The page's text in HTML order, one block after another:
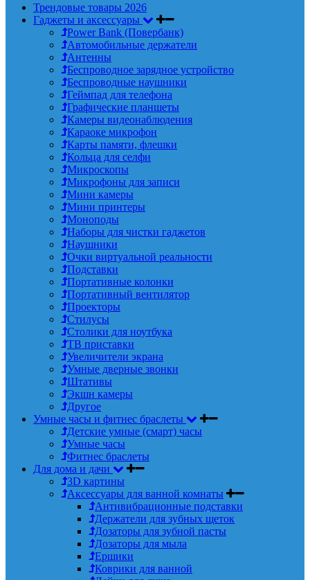
Трендовые товары 2026
Гаджеты и аксессуары
Power Bank (Повербанк)
Автомобильные держатели
Антенны
Беспроводное зарядное устройство
Беспроводные наушники
Геймпад для телефона
Графические планшеты
Камеры видеонаблюдения
Караоке микрофон
Карты памяти, флешки
Кольца для селфи
Микроскопы
Микрофоны для записи
Мини камеры
Мини принтеры
Моноподы
Наборы для чистки гаджетов
Наушники
Очки виртуальной реальности
Подставки
Портативные колонки
Портативный вентилятор
Проекторы
Стилусы
Столики для ноутбука
ТВ приставки
Увеличители экрана
Умные дверные звонки
Штативы
Экшн камеры
Другое
Умные часы и фитнес браслеты
Детские умные (смарт) часы
Умные часы
Фитнес браслеты
Для дома и дачи
3D картины
Аксессуары для ванной комнаты
Антивибрационные подставки
Держатели для зубных щеток
Дозаторы для зубной пасты
Дозаторы для мыла
Ершики
Коврики для ванной